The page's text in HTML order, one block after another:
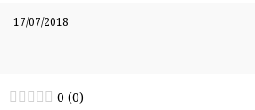
17/07/2018
0 (0)